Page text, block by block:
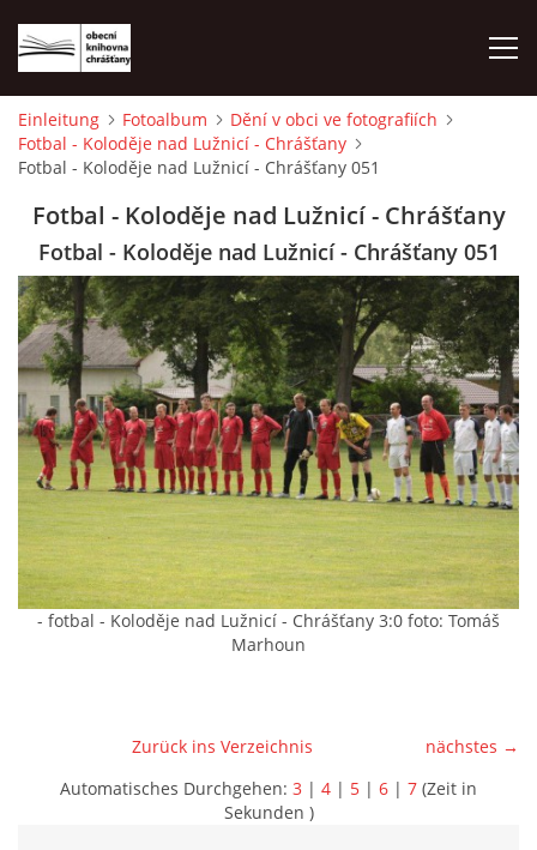
EINLEITUNG
FOTOALBUM
© 2026 eStránky.cz |WebSlice |Drucken|Aktualisiert: 1. 8. 2026|
Nach oben ↑
Einleitung Fotoalbum
Dění v obci ve fotografiích
Fotbal - Koloděje nad Lužnicí - Chrášťany
Fotbal - Koloděje nad Lužnicí - Chrášťany 051
Fotbal - Koloděje nad Lužnicí - Chrášťany
Fotbal - Koloděje nad Lužnicí - Chrášťany 051
- fotbal - Koloděje nad Lužnicí - Chrášťany 3:0 foto: Tomáš
Marhoun
nächstes →
Zurück ins Verzeichnis
Automatisches Durchgehen: 3 | 4 | 5 | 6 | 7 (Zeit in
Sekunden )